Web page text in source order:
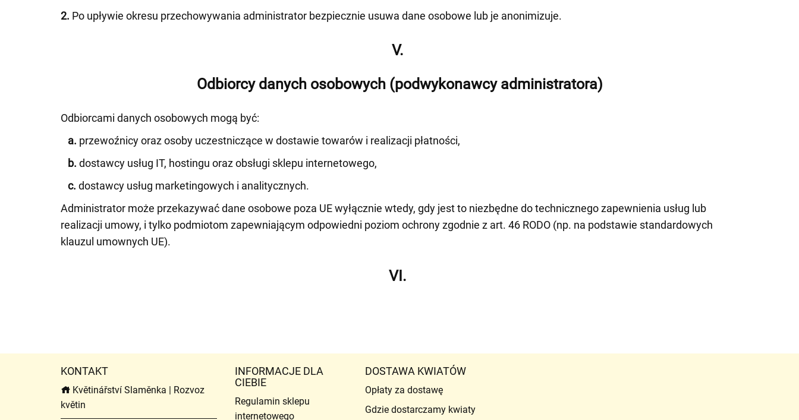
2. Po upływie okresu przechowywania administrator bezpiecznie usuwa dane osobowe lub je anonimizuje.
V.
Odbiorcy danych osobowych (podwykonawcy administratora)
Odbiorcami danych osobowych mogą być:
a. przewoźnicy oraz osoby uczestniczące w dostawie towarów i realizacji płatności,
b. dostawcy usług IT, hostingu oraz obsługi sklepu internetowego,
c. dostawcy usług marketingowych i analitycznych.
Administrator może przekazywać dane osobowe poza UE wyłącznie wtedy, gdy jest to niezbędne do technicznego zapewnienia usług lub
realizacji umowy, i tylko podmiotom zapewniającym odpowiedni poziom ochrony zgodnie z art. 46 RODO (np. na podstawie standardowych
klauzul umownych UE).
VI.
KONTAKT
Květinářství Slaměnka | Rozvoz
květin
INFORMACJE DLA
CIEBIE
Regulamin sklepu
internetowego
DOSTAWA KWIATÓW
Opłaty za dostawę
Gdzie dostarczamy kwiaty